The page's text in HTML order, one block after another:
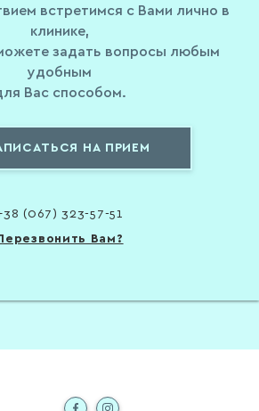
встретимся с Вами лично в
клинике,
задать вопросы любым
удобным
Вас способом.
НА ПРИЕМ
(067) 323-57-51
Вам?